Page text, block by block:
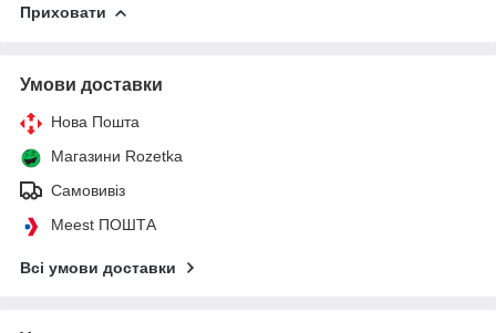
Приховати
Умови доставки
Нова Пошта
Магазини Rozetka
Самовивіз
Meest ПОШТА
Всі умови доставки